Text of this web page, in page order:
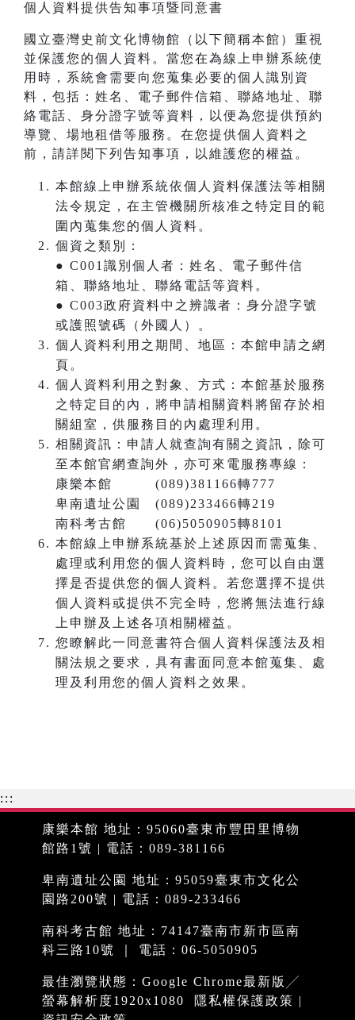
個人資料提供告知事項暨同意書
國立臺灣史前文化博物館（以下簡稱本館）重視
並保護您的個人資料。當您在為線上申辦系統使
用時，系統會需要向您蒐集必要的個人識別資
料，包括：姓名、電子郵件信箱、聯絡地址、聯
絡電話、身分證字號等資料，以便為您提供預約
導覽、場地租借等服務。在您提供個人資料之
前，請詳閱下列告知事項，以維護您的權益。
本館線上申辦系統依個人資料保護法等相關
法令規定，在主管機關所核准之特定目的範
圍內蒐集您的個人資料。
個資之類別：
● C001識別個人者：姓名、電子郵件信
箱、聯絡地址、聯絡電話等資料。
● C003政府資料中之辨識者：身分證字號
或護照號碼（外國人）。
個人資料利用之期間、地區：本館申請之網
頁。
個人資料利用之對象、方式：本館基於服務
之特定目的內，將申請相關資料將留存於相
關組室，供服務目的內處理利用。
相關資訊：申請人就查詢有關之資訊，除可
至本館官網查詢外，亦可來電服務專線：
康樂本館 (089)381166轉777
卑南遺址公園 (089)233466轉219
南科考古館 (06)5050905轉8101
本館線上申辦系統基於上述原因而需蒐集、
處理或利用您的個人資料時，您可以自由選
擇是否提供您的個人資料。若您選擇不提供
個人資料或提供不完全時，您將無法進行線
上申辦及上述各項相關權益。
您瞭解此一同意書符合個人資料保護法及相
關法規之要求，具有書面同意本館蒐集、處
理及利用您的個人資料之效果。
:::
康樂本館 地址：95060臺東市豐田里博物
館路1號 | 電話：089-381166
卑南遺址公園 地址：95059臺東市文化公
園路200號 | 電話：089-233466
南科考古館 地址：74147臺南市新市區南
科三路10號 ｜ 電話：06-5050905
最佳瀏覽狀態：Google Chrome最新版╱
螢幕解析度1920x1080
隱私權保護政策 |